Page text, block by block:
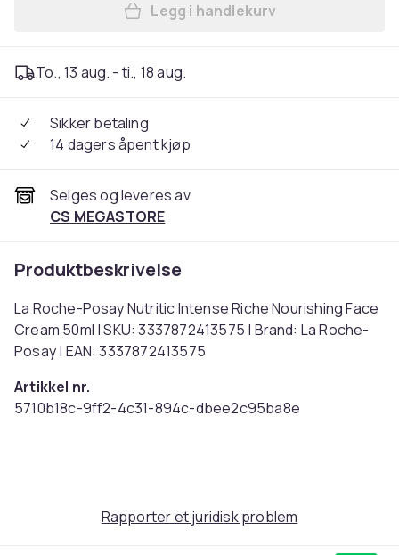
Legg La Roche-Posay
Legg i handlekurv
To., 13 aug. - ti., 18 aug.
Sikker betaling
14 dagers åpent kjøp
Selges og leveres av
CS MEGASTORE
Produktbeskrivelse
La Roche-Posay Nutritic Intense Riche Nourishing Face
Cream 50ml | SKU: 3337872413575 | Brand: La Roche-
Posay | EAN: 3337872413575
Artikkel nr.
5710b18c-9ff2-4c31-894c-dbee2c95ba8e
Rapporter et juridisk problem